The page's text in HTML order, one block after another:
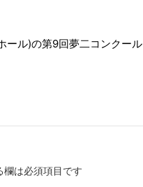
ル)の第9回夢二コンクール
欄は必須項目です